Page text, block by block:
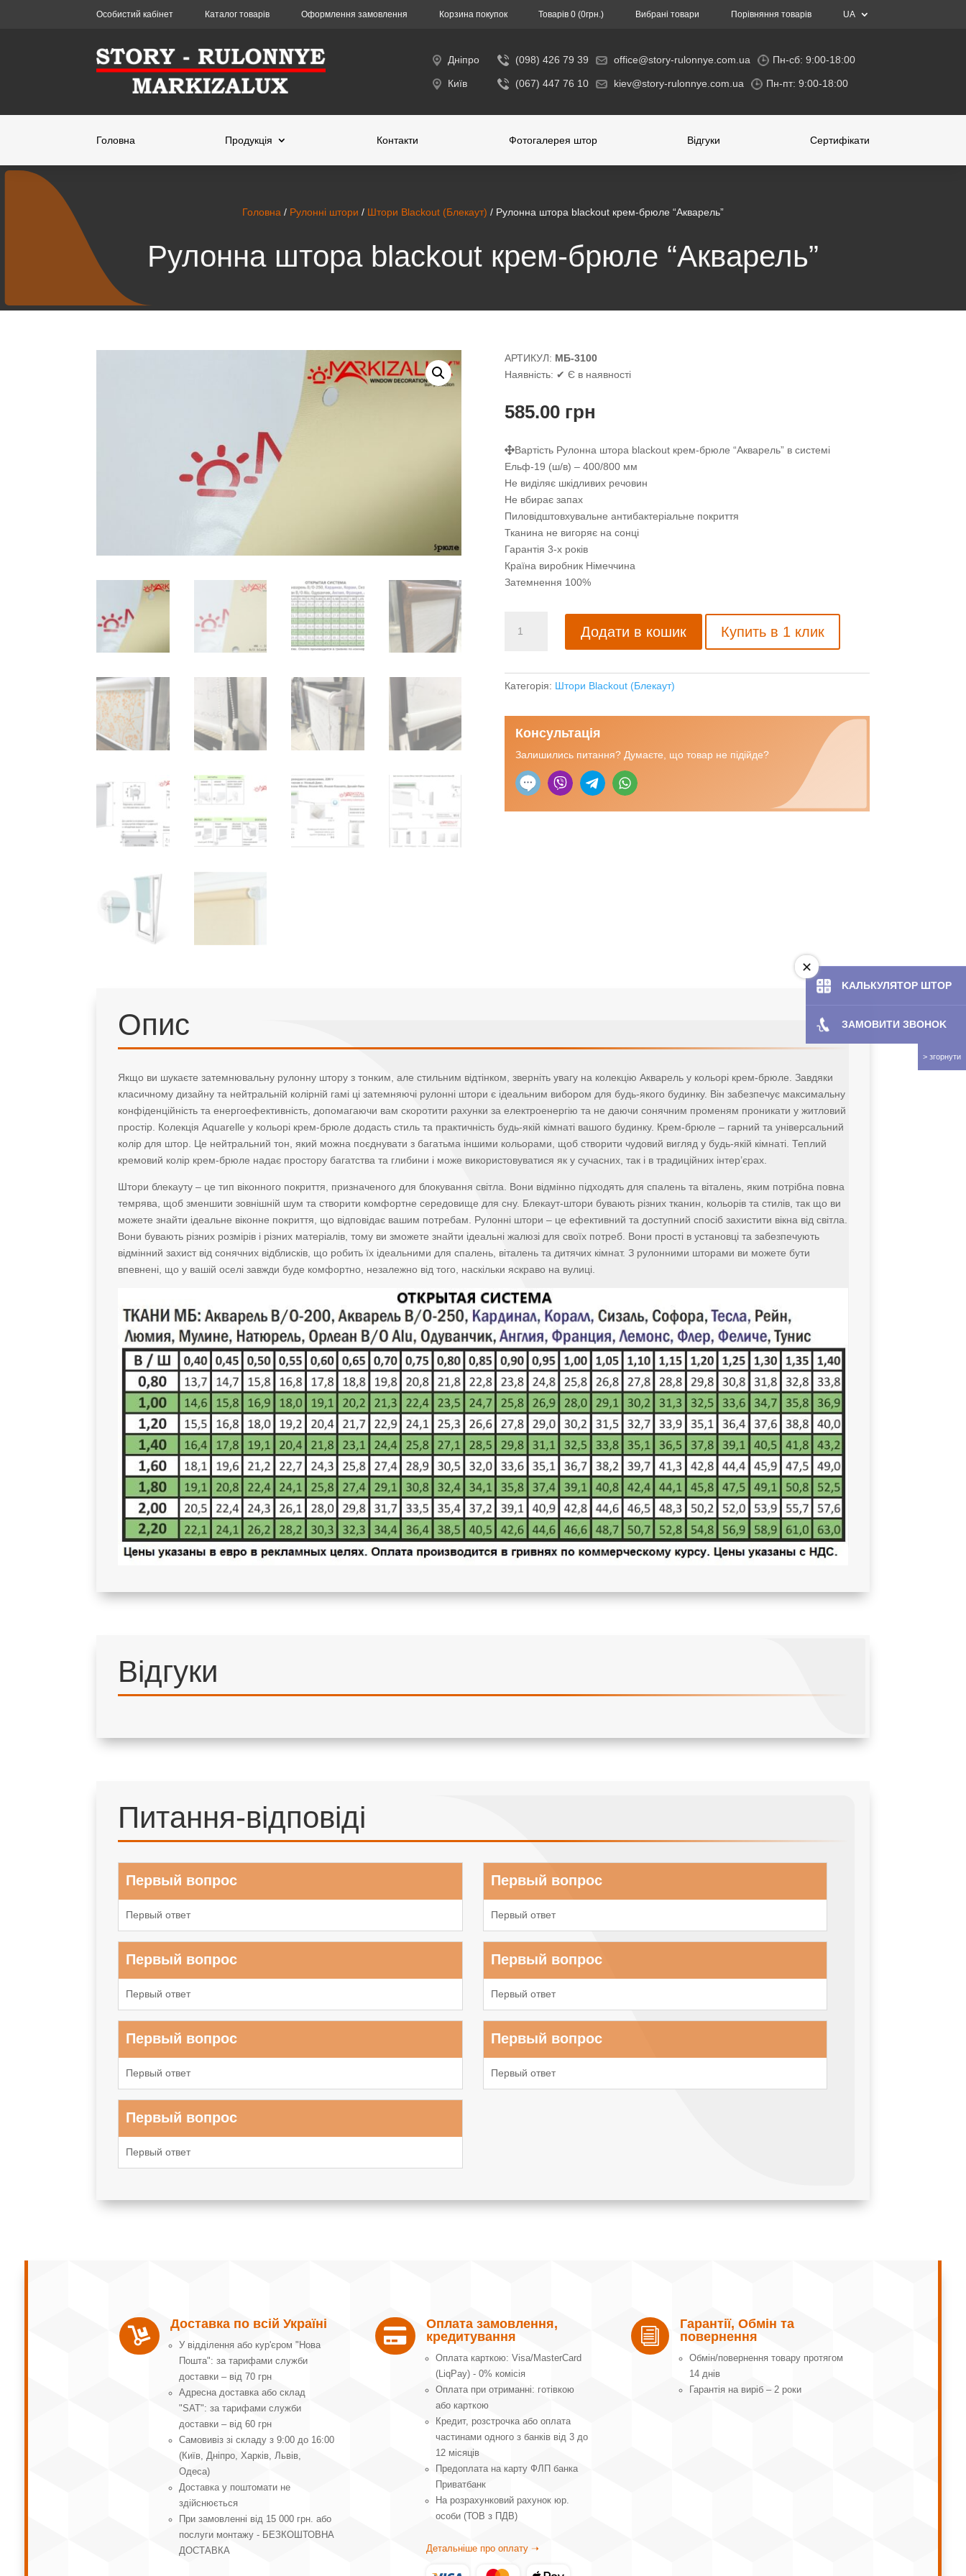
Особистий кабінет Каталог товарів Оформлення замовлення Корзина покупок Товарів 0 (0гpн.) Вибрані товари Порівняння товарів UA
Дніпро (098) 426 79 39 office@story-rulonnye.com.ua Пн-сб: 9:00-18:00
Київ (067) 447 76 10 kiev@story-rulonnye.com.ua Пн-пт: 9:00-18:00
Головна Продукція Контакти Фотогалерея штор Відгуки Cертифікати
Головна / Рулонні штори / Штори Blackout (Блекаут) / Рулонна штора blackout крем-брюле “Акварель”
Рулонна штора blackout крем-брюле “Акварель”
АРТИКУЛ: МБ-3100
Наявність: ✔ Є в наявності
585.00грн
Вартість Рулонна штора blackout крем-брюле “Акварель” в системі
Ельф-19 (ш/в) – 400/800 мм
Не виділяє шкідливих речовин
Не вбирає запах
Пиловідштовхувальне антибактеріальне покриття
Тканина не вигоряє на сонці
Гарантія 3-х років
Країна виробник Німеччина
Затемнення 100%
штора
брюле
кількість
Додати в кошик Купить в 1 клик
Категорія: Штори Blackout (Блекаут)
Консультація
Залишились питання? Думаєте, що товар не підійде?
Опис
Якщо ви шукаєте затемнювальну рулонну штору з тонким, але стильним відтінком, зверніть увагу на колекцію Акварель у кольорі крем-брюле. Завдяки
класичному дизайну та нейтральній колірній гамі ці затемняючі рулонні штори є ідеальним вибором для будь-якого будинку. Він забезпечує максимальну
конфіденційність та енергоефективність, допомагаючи вам скоротити рахунки за електроенергію та не даючи сонячним променям проникати у житловий
простір. Колекція Aquarelle у кольорі крем-брюле додасть стиль та практичність будь-якій кімнаті вашого будинку. Крем-брюле – гарний та універсальний
колір для штор. Це нейтральний тон, який можна поєднувати з багатьма іншими кольорами, щоб створити чудовий вигляд у будь-якій кімнаті. Теплий
кремовий колір крем-брюле надає простору багатства та глибини і може використовуватися як у сучасних, так і в традиційних інтер’єрах.
Штори блекауту – це тип віконного покриття, призначеного для блокування світла. Вони відмінно підходять для спалень та віталень, яким потрібна повна
темрява, щоб зменшити зовнішній шум та створити комфортне середовище для сну. Блекаут-штори бувають різних тканин, кольорів та стилів, так що ви
можете знайти ідеальне віконне покриття, що відповідає вашим потребам. Рулонні штори – це ефективний та доступний спосіб захистити вікна від світла.
Вони бувають різних розмірів і різних матеріалів, тому ви зможете знайти ідеальні жалюзі для своїх потреб. Вони прості в установці та забезпечують
відмінний захист від сонячних відблисків, що робить їх ідеальними для спалень, віталень та дитячих кімнат. З рулонними шторами ви можете бути
впевнені, що у вашій оселі завжди буде комфортно, незалежно від того, наскільки яскраво на вулиці.
Відгуки
Питання-відповіді
Первый вопрос
Первый ответ
Первый вопрос
Первый ответ
Первый вопрос
Первый ответ
Первый вопрос
Первый ответ
Первый вопрос
Первый ответ
Первый вопрос
Первый ответ
Первый вопрос
Первый ответ

Доставка по всій Україні
У відділення або кур'єром "Нова
Пошта": за тарифами служби
доставки – від 70 грн
Адресна доставка або склад
"SAT": за тарифами служби
доставки – від 60 грн
Самовивіз зі складу з 9:00 до 16:00
(Київ, Дніпро, Харків, Львів,
Одеса)
Доставка у поштомати не
здійснюється
При замовленні від 15 000 грн. або
послуги монтажу - БЕЗКОШТОВНА
ДОСТАВКА

Оплата замовлення,
кредитування
Оплата карткою: Visa/MasterCard
(LiqPay) - 0% комісія
Оплата при отриманні: готівкою
або карткою
Кредит, розстрочка або оплата
частинами одного з банків від 3 до
12 місяців
Предоплата на карту ФЛП банка
Приватбанк
На розрахунковий рахунок юр.
особи (ТОВ з ПДВ)
Детальніше про оплату ➝
i
Гарантії, Обмін та
повернення
Обмін/повернення товару протягом
14 днів
Гарантія на виріб – 2 роки
KAЛЬКУЛЯТOP ШТОР
ЗАМОВИТИ ЗBOHOK